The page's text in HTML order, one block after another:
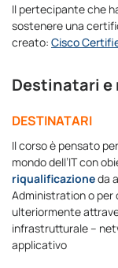
Il pertecipante che
sostenere una
creato: Cisco
Destinatari e
DESTINATARI
Il corso è pensato
mondo dell’IT con
riqualificazioneda
Administration o per
ulteriormente
infrastrutturale –
applicativo